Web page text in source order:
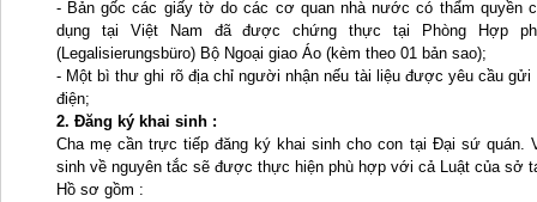
- Bản gốc các giấy tờ do các cơ quan nhà nước có thẩm quyền
dụng tại Việt Nam đã được chứng thực tại Phòng Hợp
(Legalisierungsbüro) Bộ Ngoại giao Áo (kèm theo 01 bản sao);
- Một bì thư ghi rõ địa chỉ người nhận nếu tài liệu được yêu cầu gửi
điện;
2. Đăng ký khai sinh :
Cha mẹ cần trực tiếp đăng ký khai sinh cho con tại Đại sứ quán.
sinh về nguyên tắc sẽ được thực hiện phù hợp với cả Luật của sở
Hồ sơ gồm :